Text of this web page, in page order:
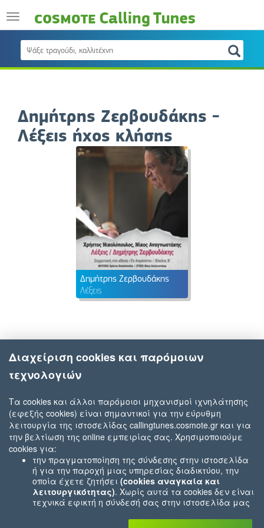
Δημήτρης Ζερβουδάκης -
Λέξεις ήχος κλήσης
Δημήτρης Ζερβουδάκης
Λέξεις
Διαχείριση cookies και παρόμοιων
τεχνολογιών
Τα cookies και άλλοι παρόμοιοι μηχανισμοί ιχνηλάτησης
(εφεξής cookies) είναι σημαντικοί για την εύρυθμη
λειτουργία της ιστοσελίδας callingtunes.cosmote.gr και για
την βελτίωση της online εμπειρίας σας. Χρησιμοποιούμε
cookies για:
την πραγματοποίηση της σύνδεσης στην ιστοσελίδα
ή για την παροχή μιας υπηρεσίας διαδικτύου, την
οποία έχετε ζητήσει (cookies αναγκαία και
λειτουργικότητας). Χωρίς αυτά τα cookies δεν είναι
τεχνικά εφικτή η σύνδεσή σας στην ιστοσελίδα μας
που εσείς μας ζητήσατε (π.χ.cookies που αφορούν